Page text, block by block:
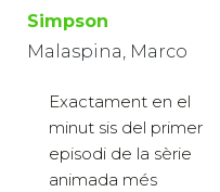
Simpson
Malaspina, Marco
Exactament en el
minut sis del primer
episodi de la sèrie
animada més